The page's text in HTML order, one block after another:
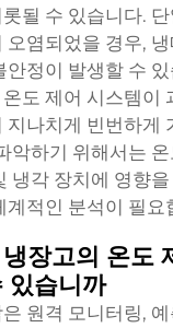
될 수 있습니다.
오염되었을 경우,
안정이 발생할 수
도 제어 시스템이
지나치게 빈번하게
악하기 위해서는
냉각 장치에 영향
계적인 분석이 필요
장고의 온도
있습니까
원격 모니터링,